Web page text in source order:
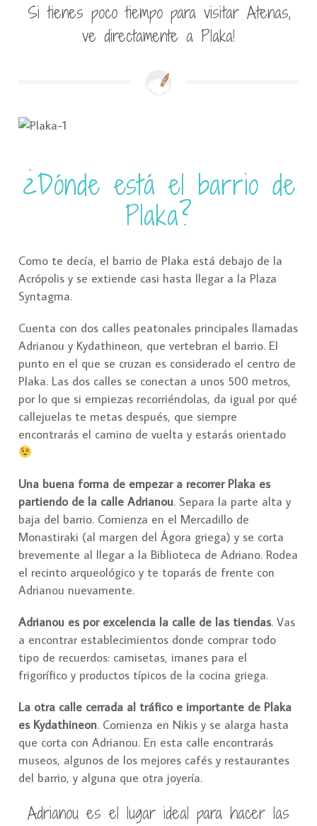
Si tienes poco tiempo para visitar Atenas,
ve directamente a Plaka!
¿Dónde está el barrio de
Plaka?
Como te decía, el barrio de Plaka está debajo de la
Acrópolis y se extiende casi hasta llegar a la Plaza
Syntagma.
Cuenta con dos calles peatonales principales llamadas
Adrianou y Kydathineon, que vertebran el barrio. El
punto en el que se cruzan es considerado el centro de
Plaka. Las dos calles se conectan a unos 500 metros,
por lo que si empiezas recorriéndolas, da igual por qué
callejuelas te metas después, que siempre
encontrarás el camino de vuelta y estarás orientado
Una buena forma de empezar a recorrer Plaka es
partiendo de la calle Adrianou. Separa la parte alta y
baja del barrio. Comienza en el Mercadillo de
Monastiraki (al margen del Ágora griega) y se corta
brevemente al llegar a la Biblioteca de Adriano. Rodea
el recinto arqueológico y te toparás de frente con
Adrianou nuevamente.
Adrianou es por excelencia la calle de las tiendas. Vas
a encontrar establecimientos donde comprar todo
tipo de recuerdos: camisetas, imanes para el
frigorífico y productos típicos de la cocina griega.
La otra calle cerrada al tráfico e importante de Plaka
es Kydathineon. Comienza en Nikis y se alarga hasta
que corta con Adrianou. En esta calle encontrarás
museos, algunos de los mejores cafés y restaurantes
del barrio, y alguna que otra joyería.
Adrianou es el lugar ideal para hacer las